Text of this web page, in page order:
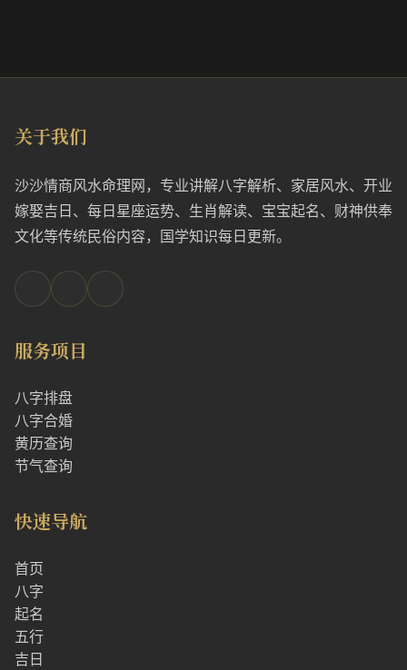
关于我们
沙沙情商风水命理网，专业讲解八字解析、家居风水、开业
嫁娶吉日、每日星座运势、生肖解读、宝宝起名、财神供奉
文化等传统民俗内容，国学知识每日更新。
服务项目
八字排盘
八字合婚
黄历查询
节气查询
快速导航
首页
八字
起名
五行
吉日